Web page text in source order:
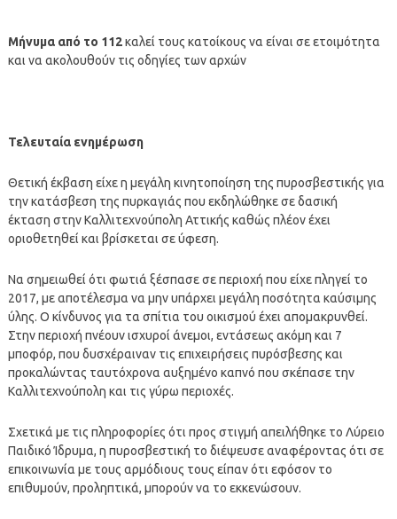
Μήνυμα από το 112καλεί τους κατοίκους να είναι σε ετοιμότητα
και να ακολουθούν τις οδηγίες των αρχών
Τελευταία ενημέρωση
Θετική έκβαση είχε η μεγάλη κινητοποίηση της πυροσβεστικής για
την κατάσβεση της πυρκαγιάς που εκδηλώθηκε σε δασική
έκταση στην Καλλιτεχνούπολη Αττικής καθώς πλέον έχει
οριοθετηθεί και βρίσκεται σε ύφεση.
Να σημειωθεί ότι φωτιά ξέσπασε σε περιοχή που είχε πληγεί το
2017, με αποτέλεσμα να μην υπάρχει μεγάλη ποσότητα καύσιμης
ύλης. Ο κίνδυνος για τα σπίτια του οικισμού έχει απομακρυνθεί.
Στην περιοχή πνέουν ισχυροί άνεμοι, εντάσεως ακόμη και 7
μποφόρ, που δυσχέραιναν τις επιχειρήσεις πυρόσβεσης και
προκαλώντας ταυτόχρονα αυξημένο καπνό που σκέπασε την
Καλλιτεχνούπολη και τις γύρω περιοχές.
Σχετικά με τις πληροφορίες ότι προς στιγμή απειλήθηκε το Λύρειο
Παιδικό Ίδρυμα, η πυροσβεστική το διέψευσε αναφέροντας ότι σε
επικοινωνία με τους αρμόδιους τους είπαν ότι εφόσον το
επιθυμούν, προληπτικά, μπορούν να το εκκενώσουν.